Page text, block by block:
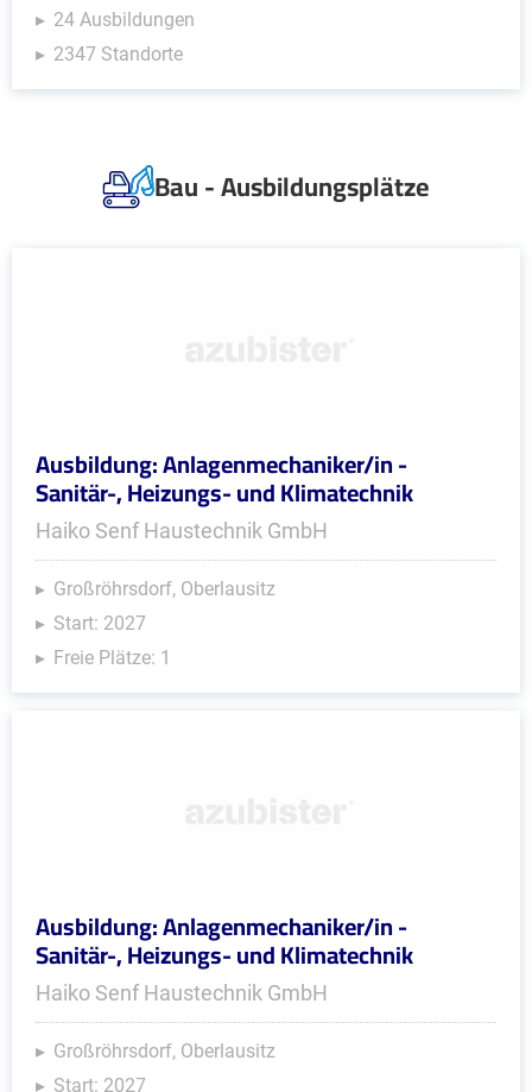
24 Ausbildungen
2347 Standorte
Bau - Ausbildungsplätze
Ausbildung: Anlagenmechaniker/in -
Sanitär-, Heizungs- und Klimatechnik
Haiko Senf Haustechnik GmbH
Großröhrsdorf, Oberlausitz
Start: 2027
Freie Plätze: 1
Ausbildung: Anlagenmechaniker/in -
Sanitär-, Heizungs- und Klimatechnik
Haiko Senf Haustechnik GmbH
Großröhrsdorf, Oberlausitz
Start: 2027